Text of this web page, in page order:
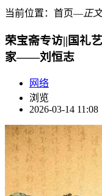
当前位置： 首页―正文
荣宝斋专访||国礼
家——刘恒志
网络
浏览
2026-03-14 11:08